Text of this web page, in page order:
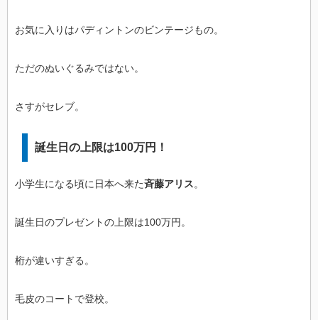
お気に入りはパディントンのビンテージもの。
ただのぬいぐるみではない。
さすがセレブ。
誕生日の上限は100万円！
小学生になる頃に日本へ来た斉藤アリス。
誕生日のプレゼントの上限は100万円。
桁が違いすぎる。
毛皮のコートで登校。